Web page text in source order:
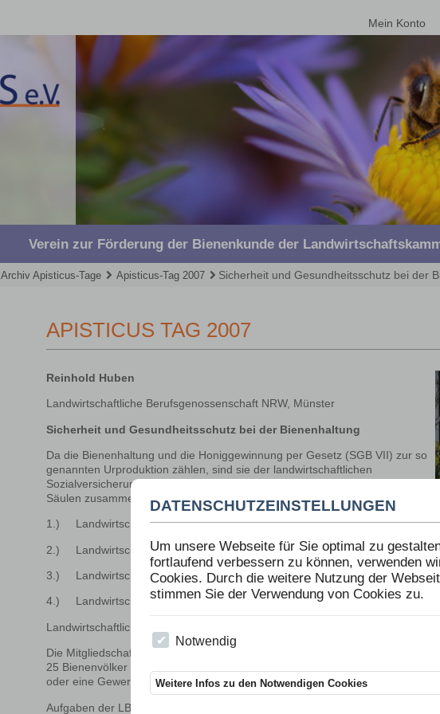
DATENSCHUTZEINSTELLUNGEN
Um unsere Webseite für Sie optimal zu
fortlaufend verbessern zu können, verwenden
Cookies. Durch die weitere Nutzung der
stimmen Sie der Verwendung von Cookies zu.
Notwendig
Weitere Infos zu den Notwendigen Cookies
überspringen
Mein Konto
Verein zur Förderung der Bienenkunde der
Archiv Apisticus-Tage Apisticus-Tag 2007 Sicherheit und Gesundheitsschutz bei der
APISTICUS TAG 2007
Reinhold Huben
Landwirtschaftliche Berufsgenossenschaft NRW, Münster
Sicherheit und Gesundheitsschutz bei der Bienenhaltung
Da die Bienenhaltung und die Honiggewinnung per Gesetz (SGB VII) zur so
genannten Urproduktion zählen, sind sie der landwirtschaftlichen
Sozialversicherung (LSV) zuzuordnen. Die LSV setzt sich aus folgenden vier
Säulen zusammen:
1.) Landwirtschaftliche Berufsgenossenschaft (LBG) – Unfallversicherung
2.) Landwirtschaftliche Alterskasse (LAK) – Rentenversicherung
3.) Landwirtschaftliche Krankenkasse (LKK) – Krankenversicherung
4.) Landwirtschaftliche Pflegekasse (LPK) – Pflegeversicherung
Landwirtschaftliche Berufsgenossenschaft (LBG)
Die Mitgliedschaft für Imkereien ist in der Satzung der LBG geregelt, z.B.
25 Bienenvölker eine Pflichtmitgliedschaft, unter 25 Völker nur dann, wenn
oder eine Gewerbemäßigkeit vorliegt.
Aufgaben der LBG sind: